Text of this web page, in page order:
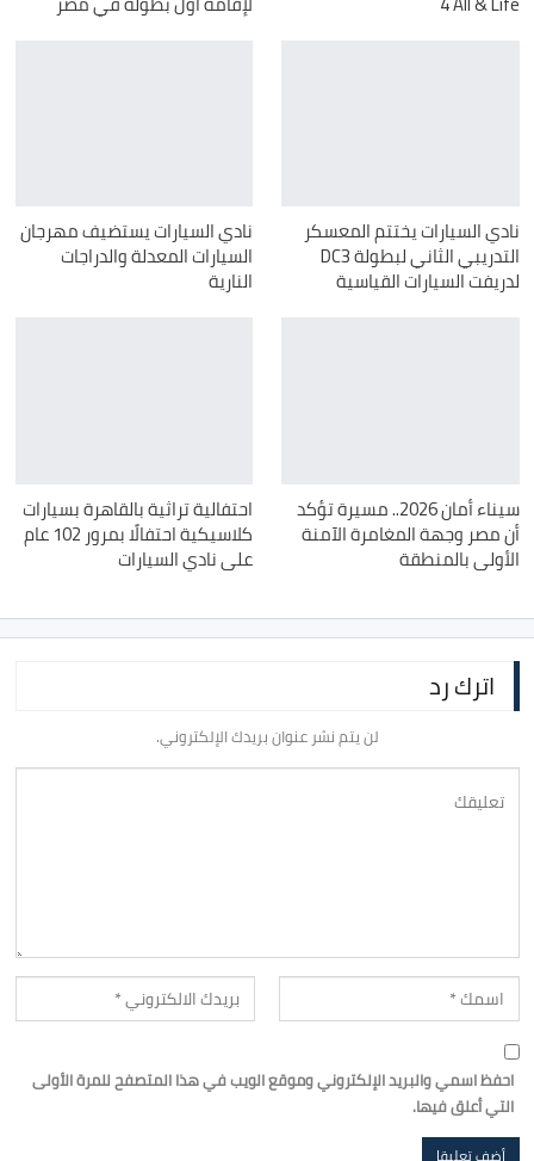
نادي السيارات يختتم المعسكر
التدريبي الثاني لبطولة ‏DC3‎
‏لدريفت السيارات القياسية
نادي السيارات يستضيف مهرجان
السيارات المعدلة والدراجات
النارية
سيناء أمان 2026.. مسيرة تؤكد
أن مصر وجهة المغامرة الآمنة
الأولى بالمنطقة
احتفالية تراثية بالقاهرة بسيارات
كلاسيكية احتفالًا بمرور 102 عام
على نادي السيارات
اترك رد
لن يتم نشر عنوان بريدك الإلكتروني.
احفظ اسمي والبريد الإلكتروني وموقع الويب في هذا المتصفح للمرة الأولى
التي أعلق فيها.